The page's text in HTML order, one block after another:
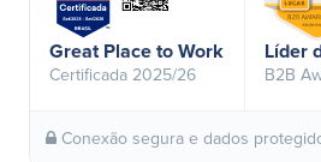
Great Place to Work
Certificada 2025/26
Líder
B2B
Conexão segura e dados